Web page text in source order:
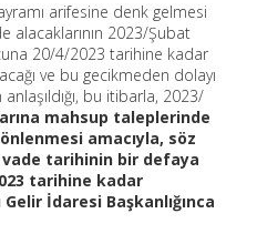
arifesine denk gelmesi
alacaklarının 2023/Şubat
20/4/2023 tarihine kadar
ve bu gecikmeden dolayı
bu itibarla, 2023/
mahsup taleplerinde
amacıyla, söz
tarihinin bir defaya
tarihine kadar
İdaresi Başkanlığınca